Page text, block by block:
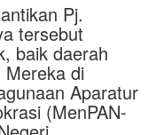
Pj.
tersebut
baik daerah
Mereka di
Aparatur
(MenPAN-